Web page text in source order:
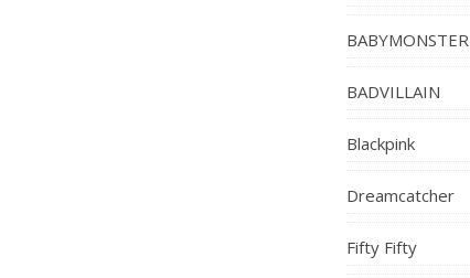
BABYMONSTER
BADVILLAIN
Blackpink
Dreamcatcher
Fifty Fifty